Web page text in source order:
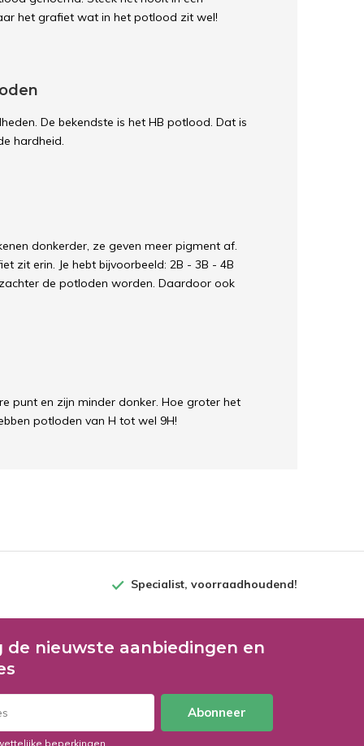
het grafiet wat in het potlood zit wel!
De bekendste is het HB potlood. Dat is
hardheid.
donkerder, ze geven meer pigment af.
zit erin. Je hebt bijvoorbeeld: 2B - 3B - 4B
de potloden worden. Daardoor ook
punt en zijn minder donker. Hoe groter het
potloden van H tot wel 9H!
Specialist, voorraadhoudend!
de nieuwste aanbiedingen en
Abonneer
beperkingen